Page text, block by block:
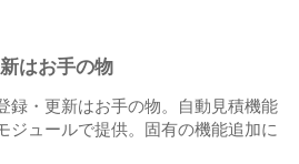
はお手の物
録・更新はお手の物。自動見積機能
ジュールで提供。固有の機能追加に